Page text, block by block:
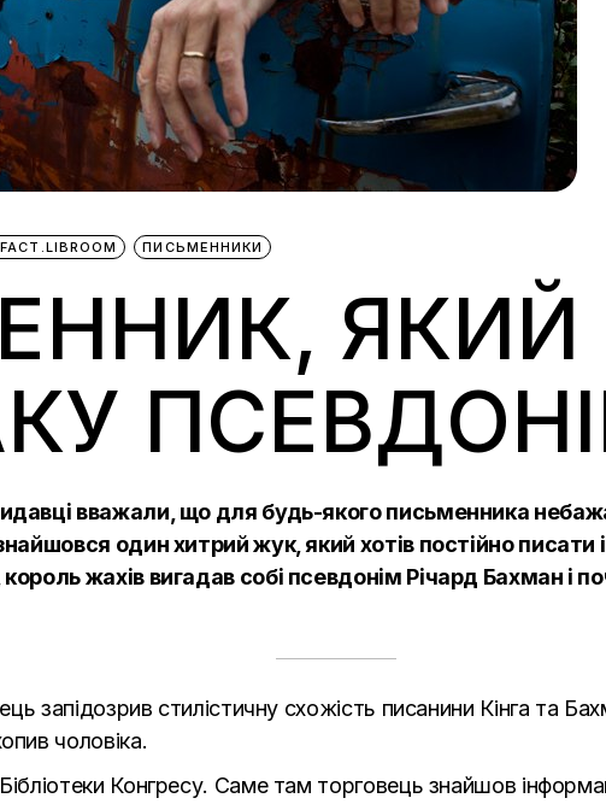
ПИСЬМЕННИКИ
вважали, що для будь-якого письменника
один хитрий жук, який хотів постійно писати
жахів вигадав собі псевдонім Річард Бахман і
запідозрив стилістичну схожість писанини Кінга та
чоловіка.
Конгресу. Саме там торговець знайшов